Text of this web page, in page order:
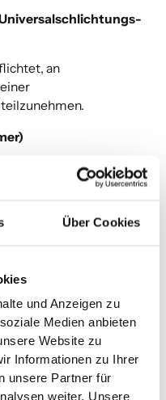
Über Cookies
und Anzeigen zu
Medien anbieten
Website zu
Informationen zu Ihrer
unsere Partner für
weiter. Unsere
an
nach den allgemeinen
zu
Verpflichtungen
Nutzung von
Gesetzen bleiben
Haftung ist
Kenntnis einer